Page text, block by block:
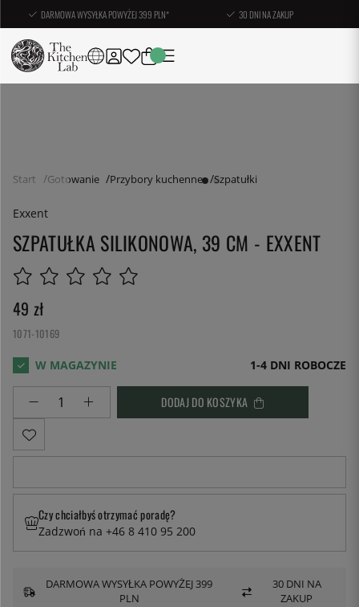
DARMOWA WYSYŁKA POWYŻEJ 399 PLN* 30 DNI NA ZAKUP
Start Gotowanie Przybory kuchenne Szpatułki
Exxent
SZPATUŁKA SILIKONOWA, 39 CM - EXXENT
49 zł
1071-10169
1-4 DNI ROBOCZE
DODAJ DO KOSZYKA
Czy chciałbyś otrzymać poradę?
Zadzwoń na +46 8 410 95 200
DARMOWA WYSYŁKA POWYŻEJ 399
PLN
30 DNI NA
ZAKUP